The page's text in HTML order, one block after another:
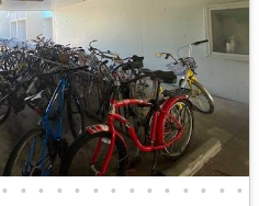
• • • • • • • • • • • • • •